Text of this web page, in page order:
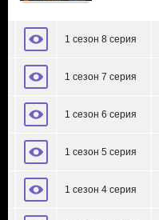
1 сезон 8 серия
1 сезон 7 серия
1 сезон 6 серия
1 сезон 5 серия
1 сезон 4 серия